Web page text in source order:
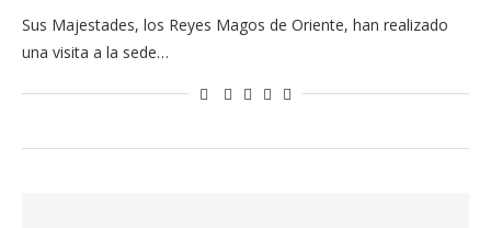
Sus Majestades, los Reyes Magos de Oriente, han realizado
una visita a la sede…